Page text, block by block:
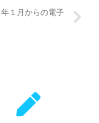
１月からの電子